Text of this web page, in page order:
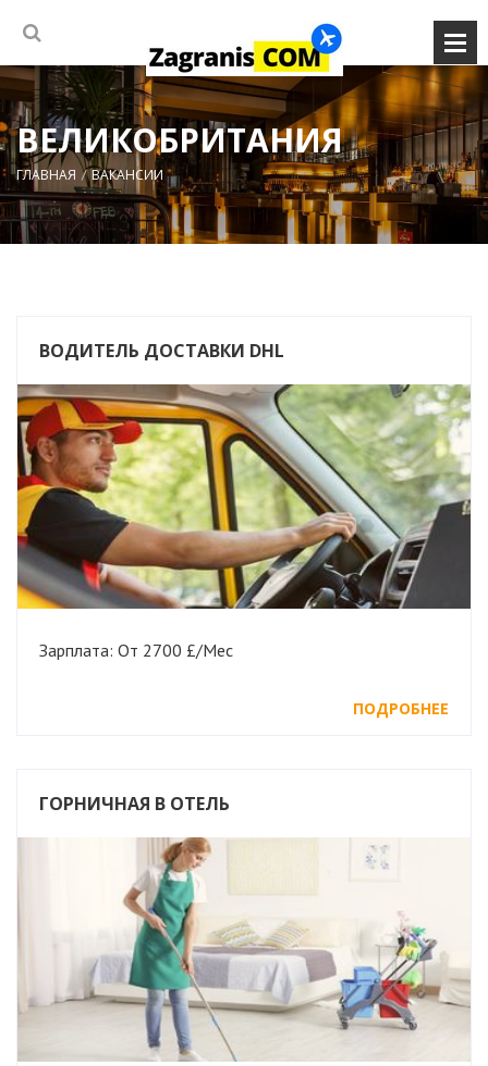
ВЕЛИКОБРИТАНИЯ
ГЛАВНАЯ ВАКАНСИИ
ВОДИТЕЛЬ ДОСТАВКИ DHL
Зарплата: От 2700 £/Мес
ПОДРОБНЕЕ
ГОРНИЧНАЯ В ОТЕЛЬ